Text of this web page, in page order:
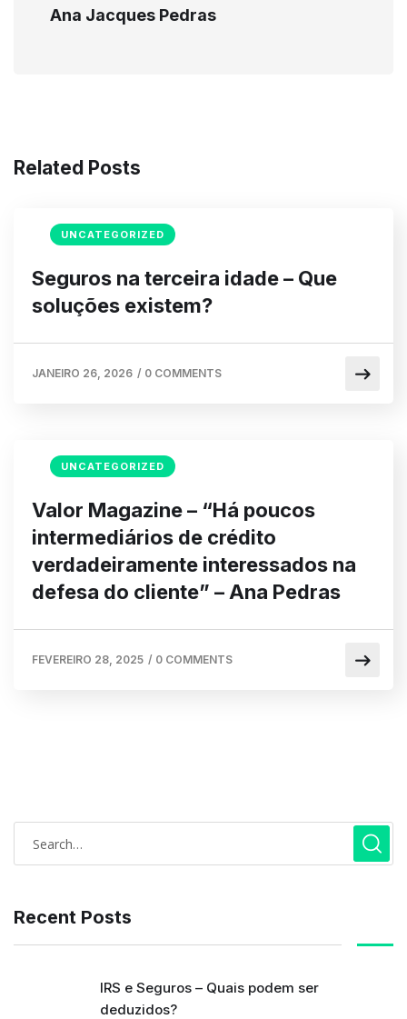
Ana Jacques Pedras
Related Posts
UNCATEGORIZED
Seguros na terceira idade – Que
soluções existem?
JANEIRO 26, 2026 / 0 COMMENTS
UNCATEGORIZED
Valor Magazine – “Há poucos
intermediários de crédito
verdadeiramente interessados na
defesa do cliente” – Ana Pedras
FEVEREIRO 28, 2025 / 0 COMMENTS
Recent Posts
IRS e Seguros – Quais podem ser
deduzidos?